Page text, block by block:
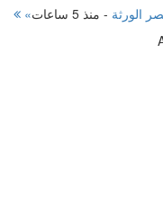
الورثة - منذ 5 ساعات